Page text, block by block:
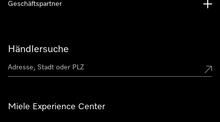
Händlersuche
Miele Experience Center
Geschäftspartner